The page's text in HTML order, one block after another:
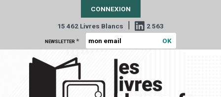
CONNEXION
15 462 Livres Blancs | 2 563
NEWSLETTER *